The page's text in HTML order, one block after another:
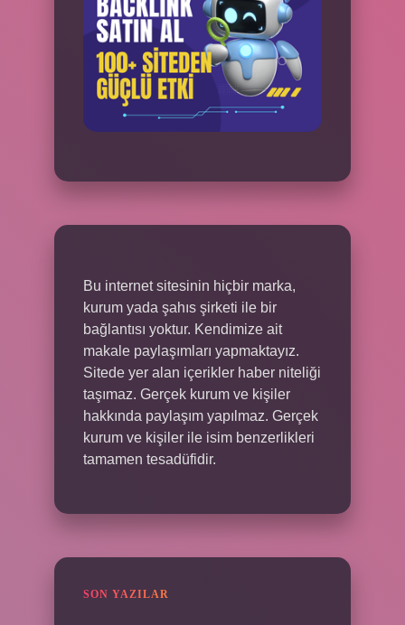
Bu internet sitesinin hiçbir marka,
kurum yada şahıs şirketi ile bir
bağlantısı yoktur. Kendimize ait
makale paylaşımları yapmaktayız.
Sitede yer alan içerikler haber niteliği
taşımaz. Gerçek kurum ve kişiler
hakkında paylaşım yapılmaz. Gerçek
kurum ve kişiler ile isim benzerlikleri
tamamen tesadüfidir.
SON YAZILAR